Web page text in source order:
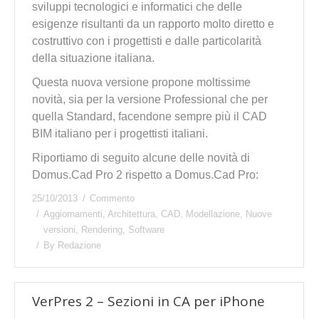
sviluppi tecnologici e informatici che delle
esigenze risultanti da un rapporto molto diretto e
costruttivo con i progettisti e dalle particolarità
della situazione italiana.
Questa nuova versione propone moltissime
novità, sia per la versione Professional che per
quella Standard, facendone sempre più il CAD
BIM italiano per i progettisti italiani.
Riportiamo di seguito alcune delle novità di
Domus.Cad Pro 2 rispetto a Domus.Cad Pro:
25/10/2013
Commento
Aggiornamenti, Architettura, CAD, Modellazione, Nuove
versioni, Rendering, Software
By Redazione
VerPres 2 – Sezioni in CA per iPhone